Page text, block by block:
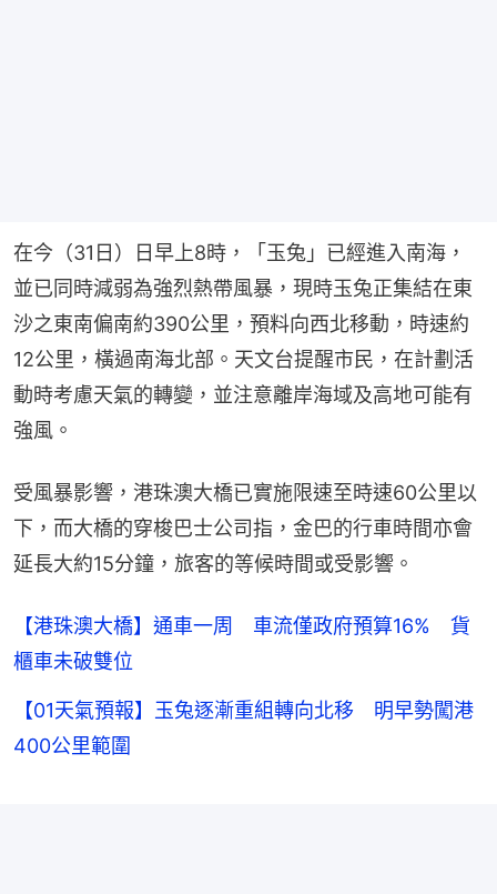
在今（31日）日早上8時，「玉兔」已經進入南海，
並已同時減弱為強烈熱帶風暴，現時玉兔正集結在東
沙之東南偏南約390公里，預料向西北移動，時速約
12公里，橫過南海北部。天文台提醒市民，在計劃活
動時考慮天氣的轉變，並注意離岸海域及高地可能有
強風。
受風暴影響，港珠澳大橋已實施限速至時速60公里以
下，而大橋的穿梭巴士公司指，金巴的行車時間亦會
延長大約15分鐘，旅客的等候時間或受影響。
【港珠澳大橋】通車一周 車流僅政府預算16% 貨
櫃車未破雙位
【01天氣預報】玉兔逐漸重組轉向北移 明早勢闖港
400公里範圍